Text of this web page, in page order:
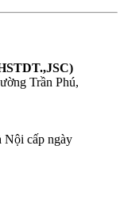
Trần Phú,
cấp ngày